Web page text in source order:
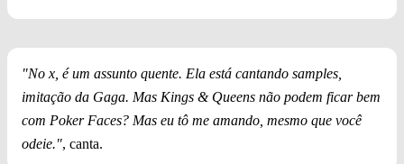
"No x, é um assunto quente. Ela está cantando samples,
imitação da Gaga. Mas Kings & Queens não podem ficar bem
com Poker Faces? Mas eu tô me amando, mesmo que você
odeie.", canta.